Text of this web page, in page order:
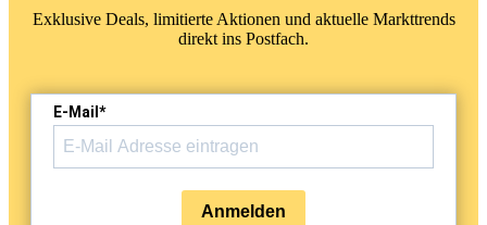
Exklusive Deals, limitierte Aktionen und aktuelle Markttrends
direkt ins Postfach.
E-Mail*
Anmelden